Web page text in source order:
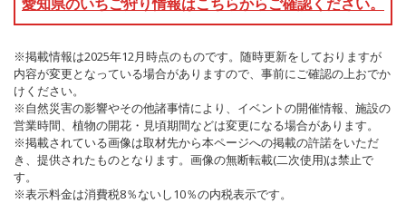
※掲載情報は2025年12月時点のものです。随時更新をしておりますが
内容が変更となっている場合がありますので、事前にご確認の上おでか
けください。
※自然災害の影響やその他諸事情により、イベントの開催情報、施設の
営業時間、植物の開花・見頃期間などは変更になる場合があります。
※掲載されている画像は取材先から本ページへの掲載の許諾をいただ
き、提供されたものとなります。画像の無断転載(二次使用)は禁止で
す。
※表示料金は消費税8％ないし10％の内税表示です。